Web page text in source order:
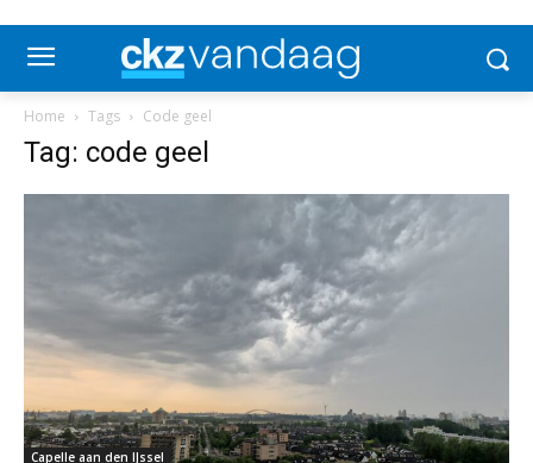
Home Tags Code geel
Tag: code geel
Capelle aan den IJssel